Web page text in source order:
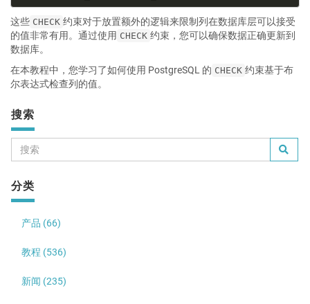
这些 CHECK 约束对于放置额外的逻辑来限制列在数据库层可以接受
的值非常有用。通过使用 CHECK 约束，您可以确保数据正确更新到
数据库。
在本教程中，您学习了如何使用 PostgreSQL 的 CHECK 约束基于布
尔表达式检查列的值。
搜索
分类
产品 (66)
教程 (536)
新闻 (235)